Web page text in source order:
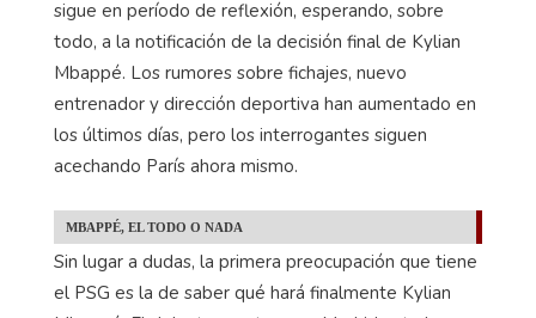
temporada, las incógnitas del PSG persisten
respecto a lo que va a hacer Qatar a partir de junio.
El club todavía no ha dado ni un paso en firme y
sigue en período de reflexión, esperando, sobre
todo, a la notificación de la decisión final de Kylian
Mbappé. Los rumores sobre fichajes, nuevo
los últimos días, pero los interrogantes siguen
acechando París ahora mismo.